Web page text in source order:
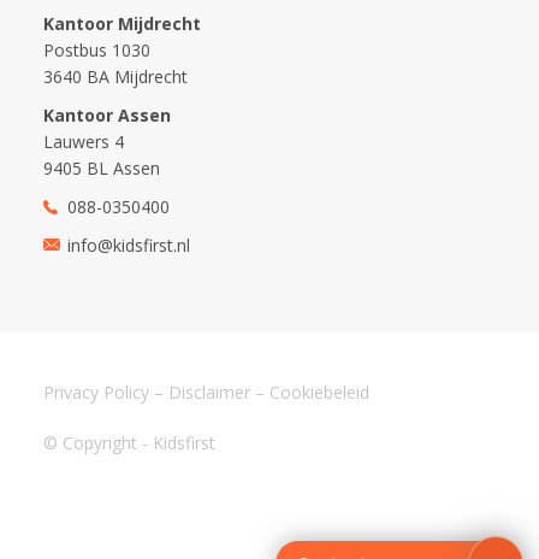
Kantoor Mijdrecht
Postbus 1030
3640 BA Mijdrecht
Kantoor Assen
Lauwers 4
9405 BL Assen
088-0350400
info@kidsfirst.nl
© Copyright - Kidsfirst
Privacy Policy – Disclaimer – Cookiebeleid